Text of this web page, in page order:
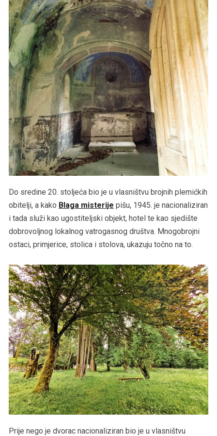
Do sredine 20. stoljeća bio je u vlasništvu brojnih plemićkih
obitelji, a kako Blaga misterije pišu, 1945. je nacionaliziran
i tada služi kao ugostiteljski objekt, hotel te kao sjedište
dobrovoljnog lokalnog vatrogasnog društva. Mnogobrojni
ostaci, primjerice, stolica i stolova, ukazuju točno na to.
Prije nego je dvorac nacionaliziran bio je u vlasništvu